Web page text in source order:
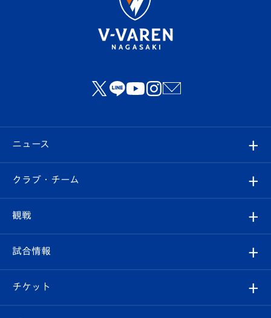
ニュース
すべて
クラブ
試合情報
クラブ・チーム
クラブ概要
エンブレム紹介
観戦
観戦ルール
はじめての観戦ガイド
試合情報
試合日程/結果
チケット